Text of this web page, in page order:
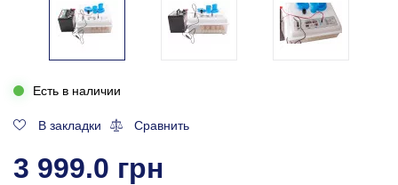
Есть в наличии
В закладки Сравнить
3 999.0 грн